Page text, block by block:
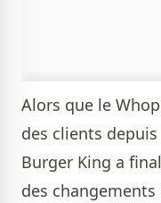
Alors que le
des clients
Burger King a
des